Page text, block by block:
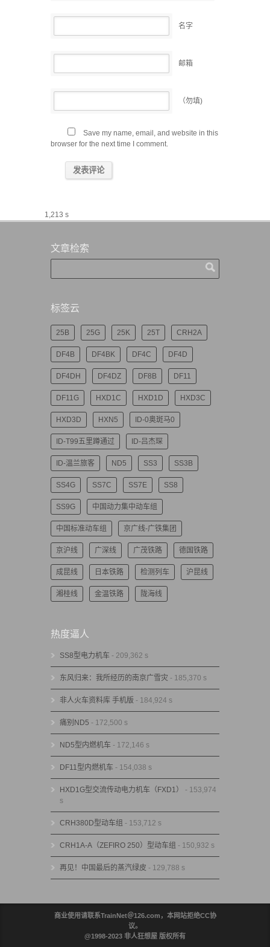
名字
邮箱
（勿填)
Save my name, email, and website in this
browser for the next time I comment.
1,213 s
文章检索
标签云
25B 25G 25K 25T CRH2A
DF4B DF4BK DF4C DF4D
DF4DH DF4DZ DF8B DF11
DF11G HXD1C HXD1D HXD3C
HXD3D HXN5 ID-0奥斑马0
ID-T99五里蹲通过 ID-吕杰琛
ID-温兰旅客 ND5 SS3 SS3B
SS4G SS7C SS7E SS8
SS9G 中国动力集中动车组
中国标准动车组 京广线-广铁集团
京沪线 广深线 广茂铁路 德国铁路
成昆线 日本铁路 检测列车 沪昆线
湘桂线 金温铁路 陇海线
热度逼人
SS8型电力机车 - 209,362 s
东风归来：我所经历的南京广雪灾 - 185,370 s
非人火车资料库 手机版 - 184,924 s
痛别ND5 - 172,500 s
ND5型内燃机车 - 172,146 s
DF11型内燃机车 - 154,038 s
HXD1G型交流传动电力机车（FXD1）
- 153,974
s
CRH380D型动车组 - 153,712 s
CRH1A-A（ZEFIRO 250）型动车组 - 150,932 s
再见！中国最后的蒸汽绿皮 - 129,788 s
商业使用请联系TrainNet＠126.com，本网站拒绝CC协
议。
@1998-2023 非人狂想屋 版权所有